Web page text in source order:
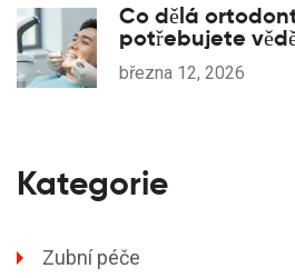
Co dělá
potřebujete
rovnátkách
března 12, 2026
Kategorie
Zubní péče